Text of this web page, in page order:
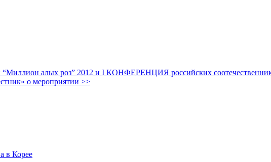
алых роз” 2012 и I КОНФЕРЕНЦИЯ российских
о мероприятии >>
в Корее